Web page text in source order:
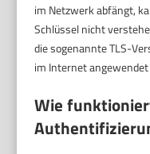
im Netzwerk abfängt,
Schlüssel nicht
die sogenannte TLS-
im Internet
Wie